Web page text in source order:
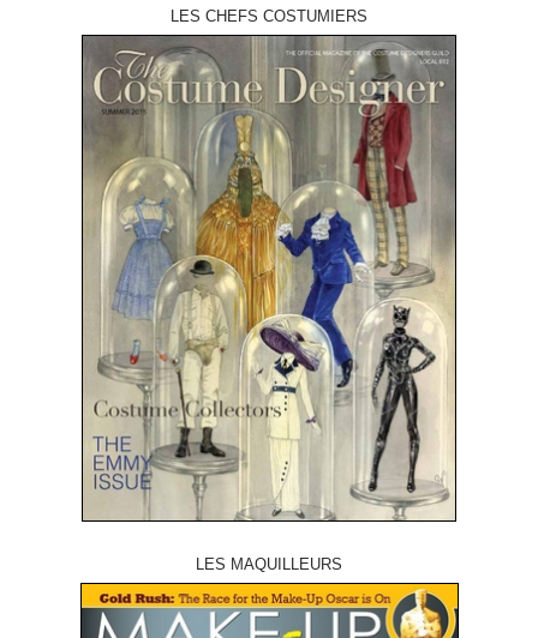
LES CHEFS COSTUMIERS
LES MAQUILLEURS